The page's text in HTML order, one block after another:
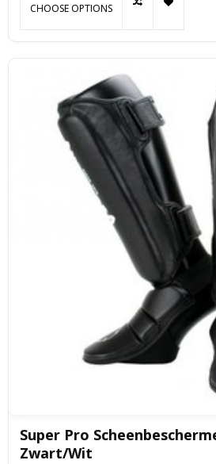
CHOOSE OPTIONS
Super Pro
Zwart/Wit